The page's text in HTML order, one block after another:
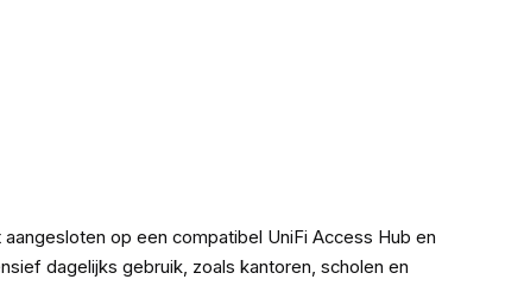
op een compatibel UniFi Access Hub en
dagelijks gebruik, zoals kantoren, scholen en